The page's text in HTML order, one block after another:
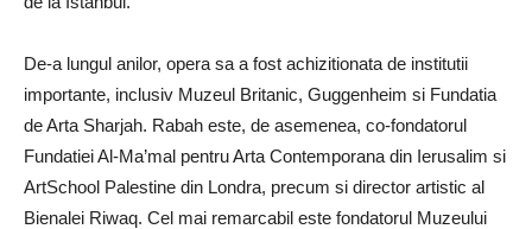
De-a lungul anilor, opera sa a fost achizitionata de institutii
importante, inclusiv Muzeul Britanic, Guggenheim si Fundatia
de Arta Sharjah. Rabah este, de asemenea, co-fondatorul
Fundatiei Al-Ma’mal pentru Arta Contemporana din Ierusalim si
ArtSchool Palestine din Londra, precum si director artistic al
Bienalei Riwaq. Cel mai remarcabil este fondatorul Muzeului